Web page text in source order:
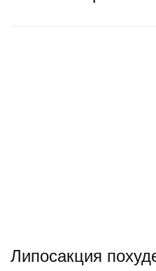
Липосакция